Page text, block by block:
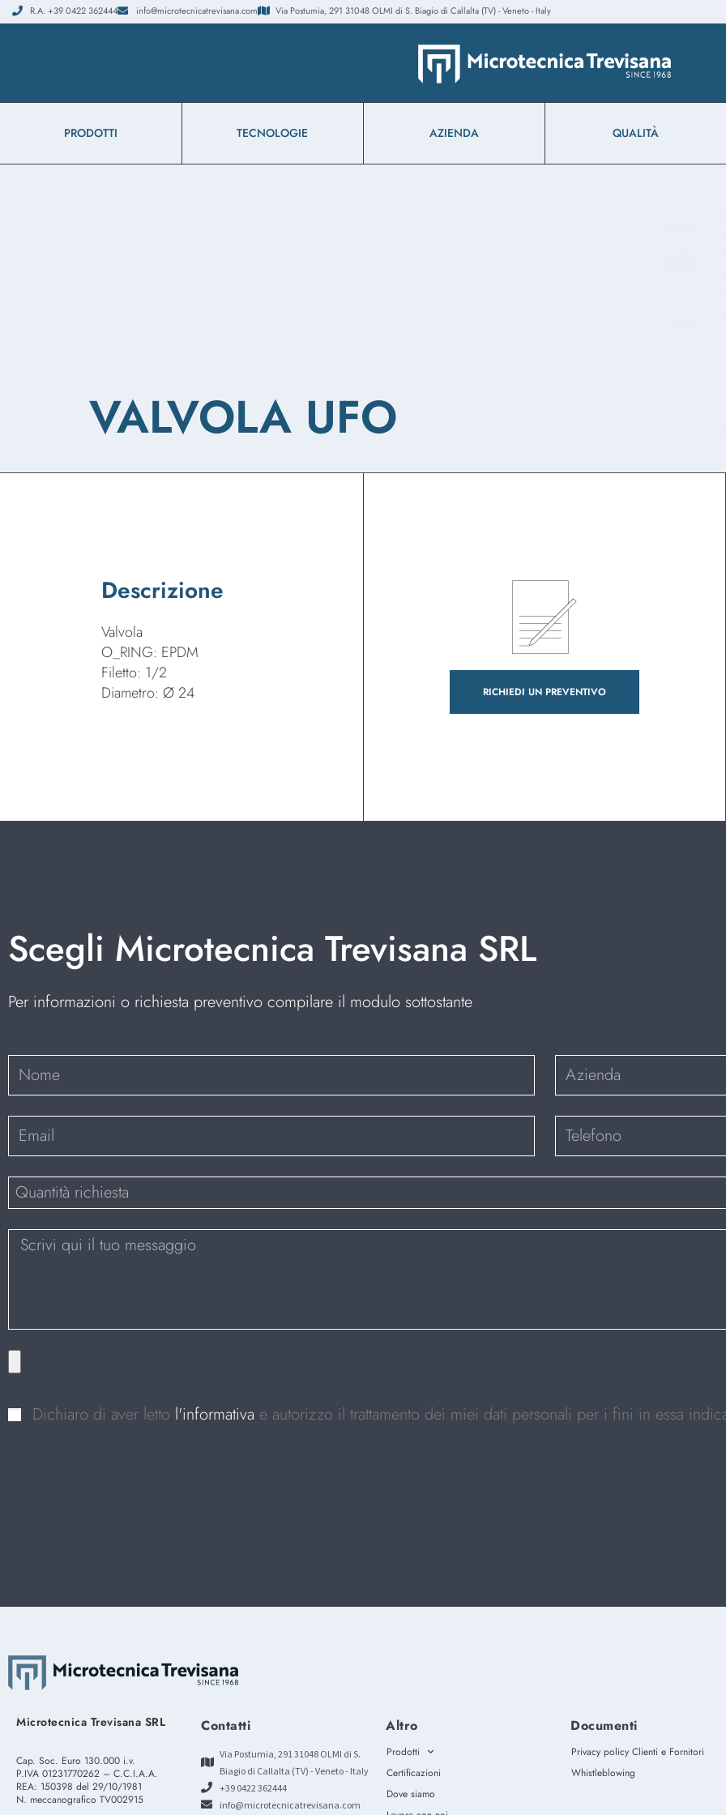
R.A. +39 0422 362444 info@microtecnicatrevisana.com Via Postumia, 291 31048 OLMI di S. Biagio di Callalta (TV) - Veneto - Italy
PRODOTTI TECNOLOGIE AZIENDA QUALITÀ
VALVOLA UFO
Descrizione
Valvola
O_RING: EPDM
Filetto: 1/2
Diametro: Ø 24
RICHIEDI UN PREVENTIVO
Scegli Microtecnica Trevisana SRL
Per informazioni o richiesta preventivo compilare il modulo sottostante
Dichiaro di aver letto l'informativa e autorizzo il trattamento dei miei dati personali per i fini in essa
Microtecnica Trevisana SRL
Cap. Soc. Euro 130.000 i.v.
P.IVA 01231770262 – C.C.I.A.A.
REA: 150398 del 29/10/1981
N. meccanografico TV002915
Contatti
Via Postumia, 291 31048 OLMI di S.
Biagio di Callalta (TV) - Veneto - Italy
+39 0422 362444
info@microtecnicatrevisana.com
Altro
Prodotti
Certificazioni
Dove siamo
Documenti
Privacy policy Clienti e Fornitori
Whistleblowing